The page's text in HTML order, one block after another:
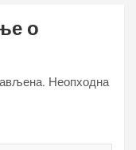
о
Неопходна